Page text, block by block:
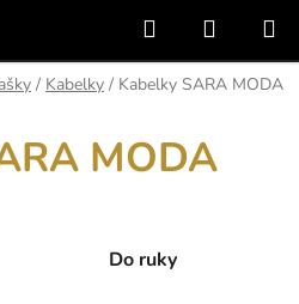
Hledat
KOŠÍK
/ Kabelky / Kabelky SARA MODA
MODA
Do ruky